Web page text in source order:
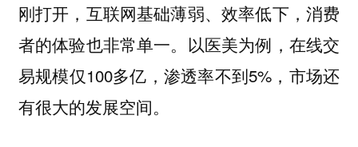
刚打开，互联网基础薄弱、效率低下，消费
者的体验也非常单一。以医美为例，在线交
易规模仅100多亿，渗透率不到5%，市场还
有很大的发展空间。